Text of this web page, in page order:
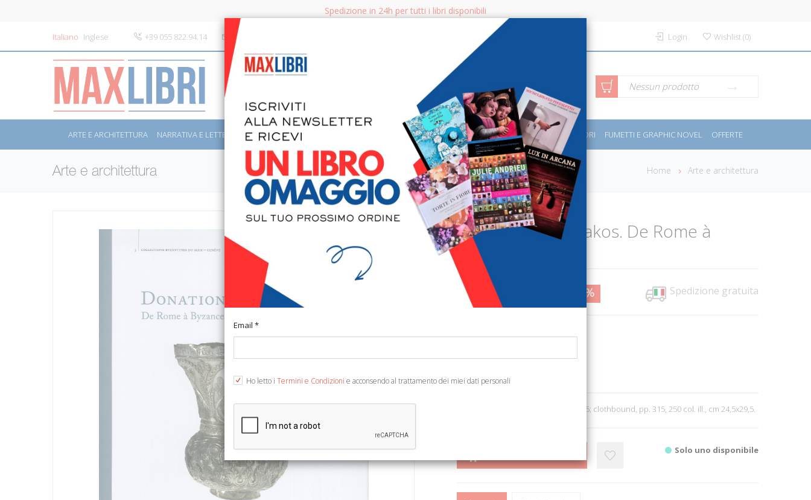
Spedizione in 24h per tutti i libri disponibili
Italiano Inglese +39 055 822.94.14 info@maxlibri.it Login Wishlist(0)
CERCA Ricerca avanzata Nessun prodotto
ARTE E ARCHITETTURA NARRATIVA E LETTERATURA SAGGISTICA LIBRI PER BAMBINI E RAGAZZI MANUALI - GUIDE - CORSI SPORT E MOTORI FUMETTI E GRAPHIC NOVEL OFFERTE
Arte e architettura Home Arte e architettura
Donation Janet Zakos. De Rome à
Byzance
€ 26,60 56% Spedizione gratuita
Codice: 888032941511891
Categoria: Altre Arti - Artigianato
Ean13:
9788874396870
English and French Text. Milano, 2015; clothbound, pp. 315, 250 col. ill., cm 24,5x29,5.
Solo uno disponibile
Email *
Ho letto i Termini e Condizioni e acconsendo al trattamento dei miei dati personali